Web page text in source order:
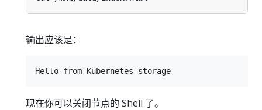
输出应该是：
现在你可以关闭节点的 Shell 了。